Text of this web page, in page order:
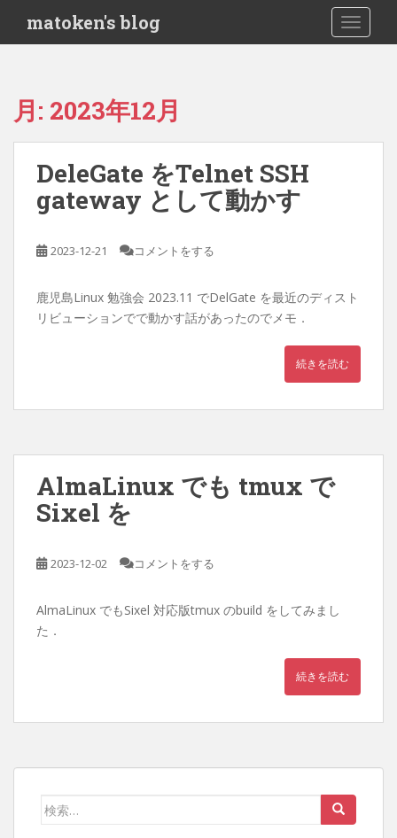
i
matoken's blog
月: 2023年12月
DeleGate をTelnet SSH
gateway として動かす
2023-12-21 コメントをする
鹿児島Linux 勉強会 2023.11 でDelGate を最近のディスト
リビューションでで動かす話があったのでメモ．
続きを読む
AlmaLinux でも tmux で
Sixel を
2023-12-02 コメントをする
AlmaLinux でもSixel 対応版tmux のbuild をしてみまし
た．
続きを読む
検